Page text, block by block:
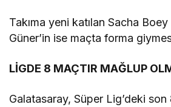
Takıma yeni katılan Sacha
Güner’in ise maçta forma
LİGDE 8 MAÇTIR MAĞLUP
Galatasaray, Süper Lig’deki son